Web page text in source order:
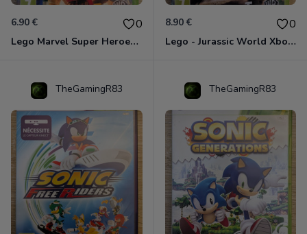
6.90 € 0
Lego Marvel Super Heroes Xbox 360
8.90 € 0
Lego - Jurassic World Xbox 360
TheGamingR83 TheGamingR83